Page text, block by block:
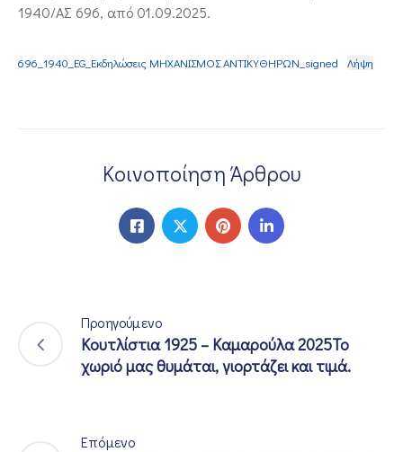
1940/ΑΣ 696, από 01.09.2025.
696_1940_EG_Εκδηλώσεις ΜΗΧΑΝΙΣΜΟΣ ΑΝΤΙΚΥΘΗΡΩΝ_signed Λήψη
Κοινοποίηση Άρθρου
Προηγούμενο
Κουτλίστια 1925 – Καμαρούλα 2025Το
χωριό μας θυμάται, γιορτάζει και τιμά.
Επόμενο